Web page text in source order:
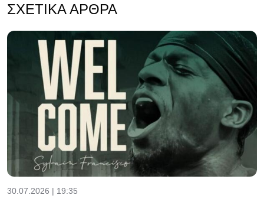
ΣΧΕΤΙΚΆ ΆΡΘΡΑ
30.07.2026 | 19:35